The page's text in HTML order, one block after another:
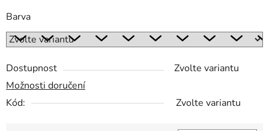
Barva
Dostupnost
Zvolte variantu
Možnosti doručení
Kód:
Zvolte variantu